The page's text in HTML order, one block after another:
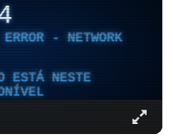
- NETWORK
ESTÁ NESTE